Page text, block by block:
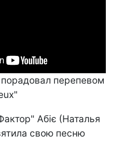
перепевом
Абіє (Наталья
свою песню